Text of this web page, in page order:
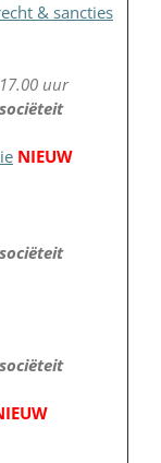
& sancties
uur
NIEUW